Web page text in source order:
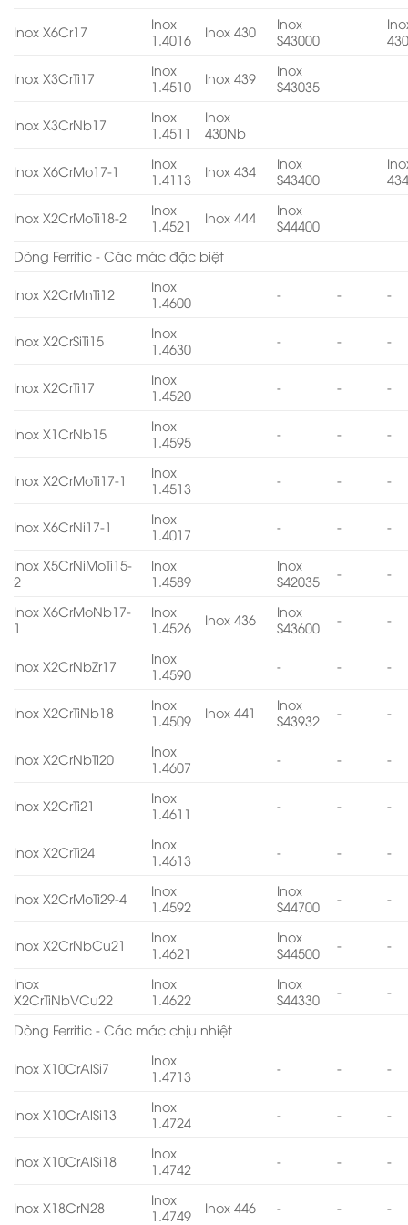
Inox X6Cr17
Inox
1.4016
Inox 430
Inox
S43000
Inox X3CrTi17
Inox
1.4510
Inox 439
Inox
S43035
Inox X3CrNb17
Inox
1.4511
Inox
430Nb
Inox X6CrMo17-1
Inox
1.4113
Inox 434
Inox
S43400
Inox X2CrMoTi18-2
Inox
1.4521
Inox 444
Inox
S44400
Dòng Ferritic - Các mác đặc biệt
Inox X2CrMnTi12
Inox
1.4600
- - -
Inox X2CrSiTi15
Inox
1.4630
- - -
Inox X2CrTi17
Inox
1.4520
- - -
Inox X1CrNb15
Inox
1.4595
- - -
Inox X2CrMoTi17-1
Inox
1.4513
- - -
Inox X6CrNi17-1
Inox
1.4017
- - -
Inox X5CrNiMoTi15-
2
Inox
1.4589
Inox
S42035
- -
Inox X6CrMoNb17-
1
Inox
1.4526
Inox 436
Inox
S43600
- -
Inox X2CrNbZr17
Inox
1.4590
- - -
Inox X2CrTiNb18
Inox
1.4509
Inox 441
Inox
S43932
- -
Inox X2CrNbTi20
Inox
1.4607
- - -
Inox X2CrTi21
Inox
1.4611
- - -
Inox X2CrTi24
Inox
1.4613
- - -
Inox X2CrMoTi29-4
Inox
1.4592
Inox
S44700
- -
Inox X2CrNbCu21
Inox
1.4621
Inox
S44500
- -
Inox
X2CrTiNbVCu22
Inox
1.4622
Inox
S44330
- -
Dòng Ferritic - Các mác chịu nhiệt
Inox X10CrAlSi7
Inox
1.4713
- - -
Inox X10CrAlSi13
Inox
1.4724
- - -
Inox X10CrAlSi18
Inox
1.4742
- - -
Inox X18CrN28
Inox
1.4749
Inox 446 - - -